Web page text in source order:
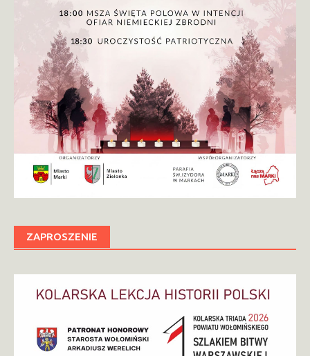
ZAPROSZENIE